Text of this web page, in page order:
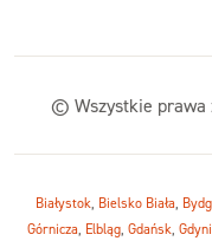
© Wszystkie prawa
Białystok, Bielsko Biała,
Górnicza, Elbląg, Gdańsk,